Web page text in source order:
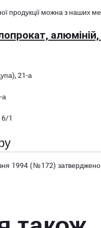
продукції можна з наших
алюміній,
21-а
а
6/1
1994 (№172) затверджено